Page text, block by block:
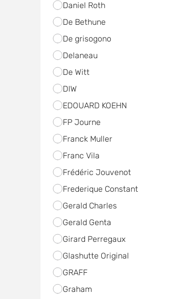
Daniel Roth
De Bethune
De grisogono
Delaneau
De Witt
DIW
EDOUARD KOEHN
FP Journe
Franck Muller
Franc Vila
Frédéric Jouvenot
Frederique Constant
Gerald Charles
Gerald Genta
Girard Perregaux
Glashutte Original
GRAFF
Graham